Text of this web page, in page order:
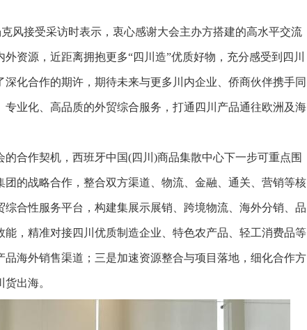
接受采访时表示，衷心感谢大会主办方搭建的高水平交流
资源，近距离拥抱更多“四川造”优质好物，充分感受到四川
化合作的期许，期待未来与更多川内企业、侨商伙伴携手同
业化、高品质的外贸综合服务，打通四川产品通往欧洲及海
作契机，西班牙中国(四川)商品集散中心下一步可重点围
的战略合作，整合双方渠道、物流、金融、通关、营销等核
合性服务平台，构建集展示展销、跨境物流、海外分销、品
，精准对接四川优质制造企业、特色农产品、轻工消费品等
海外销售渠道；三是加速资源整合与项目落地，细化合作方
出海。